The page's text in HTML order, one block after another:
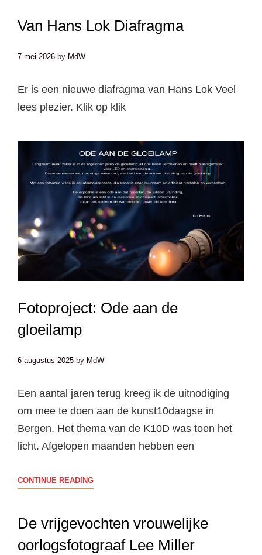
VAN
EEUWEN
HEEN
Van Hans Lok Diafragma
7 mei 2026 by MdW
Er is een nieuwe diafragma van Hans Lok Veel
lees plezier. Klik op klik
Fotoproject: Ode aan de
gloeilamp
6 augustus 2025 by MdW
Een aantal jaren terug kreeg ik de uitnodiging
om mee te doen aan de kunst10daagse in
Bergen. Het thema van de K10D was toen het
licht. Afgelopen maanden hebben een
CONTINUE READINGFOTOPROJECT:
DE
GLOEILAMP
De vrijgevochten vrouwelijke
oorlogsfotograaf Lee Miller